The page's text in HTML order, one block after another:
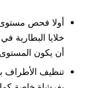
أولا فحص
خلايا البطارية
أن يكون
تنظيف الأطراف